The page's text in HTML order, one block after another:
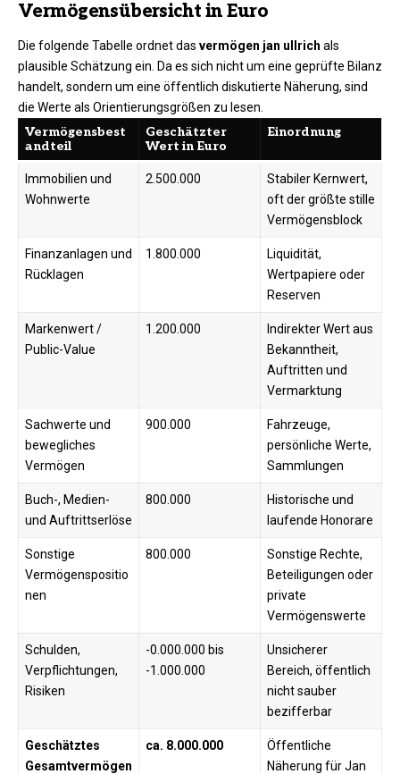
Vermögensübersicht in Euro
Die folgende Tabelle ordnet das vermögen jan ullrich als
plausible Schätzung ein. Da es sich nicht um eine geprüfte Bilanz
handelt, sondern um eine öffentlich diskutierte Näherung, sind
die Werte als Orientierungsgrößen zu lesen.
Vermögensbest
andteil
Geschätzter
Wert in Euro
Einordnung
Immobilien und
Wohnwerte
2.500.000
Stabiler Kernwert,
oft der größte stille
Vermögensblock
Finanzanlagen und
Rücklagen
1.800.000
Liquidität,
Wertpapiere oder
Reserven
Markenwert /
Public-Value
1.200.000
Indirekter Wert aus
Bekanntheit,
Auftritten und
Vermarktung
Sachwerte und
bewegliches
Vermögen
900.000
Fahrzeuge,
persönliche Werte,
Sammlungen
Buch-, Medien-
und Auftrittserlöse
800.000
Historische und
laufende Honorare
Sonstige
Vermögenspositio
nen
800.000
Sonstige Rechte,
Beteiligungen oder
private
Vermögenswerte
Schulden,
Verpflichtungen,
Risiken
-0.000.000 bis
-1.000.000
Unsicherer
Bereich, öffentlich
nicht sauber
bezifferbar
Geschätztes
Gesamtvermögen
ca. 8.000.000
Öffentliche
Näherung für Jan